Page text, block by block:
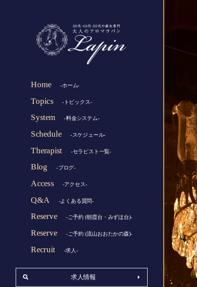
Home -ホーム-
Topics -トピックス-
System -料金システム-
Schedule -スケジュール-
Therapist -セラピスト一覧-
Blog -ブログ-
Access -アクセス-
Q&A -よくある質問-
Reserve -ご予約 (朝霞台・みずほ台)-
Reserve -ご予約 (流山おおたかの森)-
Recruit -求人-
求人情報